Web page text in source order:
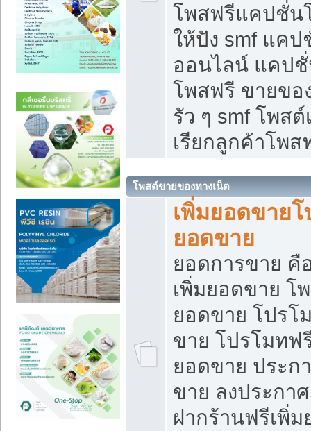
โพสฟรีแคปชั่น
ให้ปัง smf แค
ออนไลน์ แคป
โพสฟรี ขายขอ
รัว ๆ smf โพส
เรียกลูกค้าโพส
โพสต์ขายของทางเน็ต
เพิ่มยอดขาย
ยอดขาย
ยอดการขาย คื
เพิ่มยอดขาย โ
ยอดขาย โปรโ
ขาย โปรโมทฟ
ยอดขาย ประก
ขาย ลงประกา
ฝากร้านฟรีเพิ่ม